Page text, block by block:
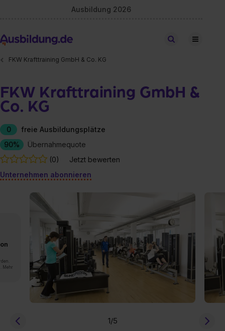
Ausbildung 2026
Stellen finden
FKW Krafttraining GmbH & Co. KG
FKW Krafttraining GmbH &
Co. KG
0
freie Ausbildungsplätze
90%
Übernahmequote
(0)
Jetzt bewerten
Unternehmen abonnieren
Mehr
1/5